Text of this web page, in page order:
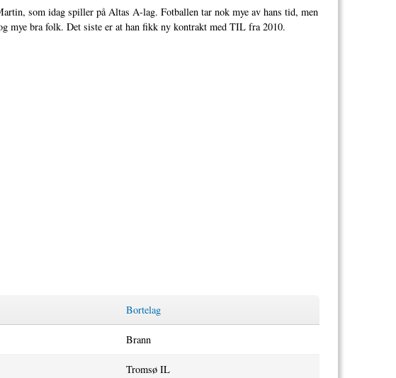
som idag spiller på Altas A-lag. Fotballen tar nok mye av hans tid, men
mye bra folk. Det siste er at han fikk ny kontrakt med TIL fra 2010.
Bortelag
Brann
Tromsø IL